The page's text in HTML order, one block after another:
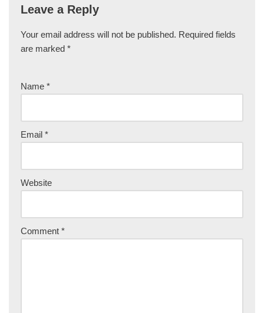
Leave a Reply
Your email address will not be published. Required fields
are marked *
Name *
Email *
Website
Comment *